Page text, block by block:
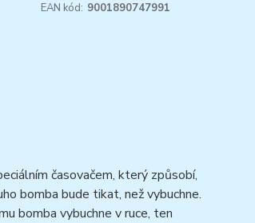
EAN kód: 9001890747991
časovačem, který způsobí,
bomba bude tikat, než vybuchne.
bomba vybuchne v ruce, ten